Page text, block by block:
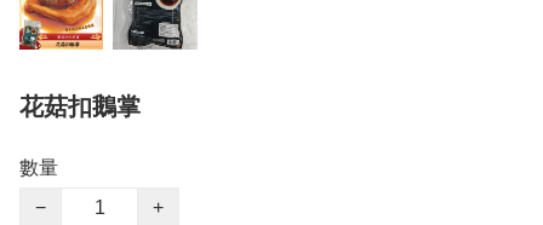
花菇扣鵝掌
數量
−
+